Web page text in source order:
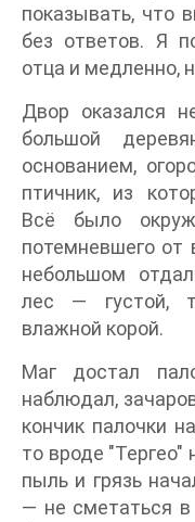
показывать, что
без ответов. Я
отца и медленно,
Двор оказался
большой
основанием,
птичник, из
Всё было
потемневшего от
небольшом
лес — густой,
влажной корой.
Маг достал
наблюдал,
кончик палочки
то вроде "Тергео"
пыль и грязь
— не сметаться в